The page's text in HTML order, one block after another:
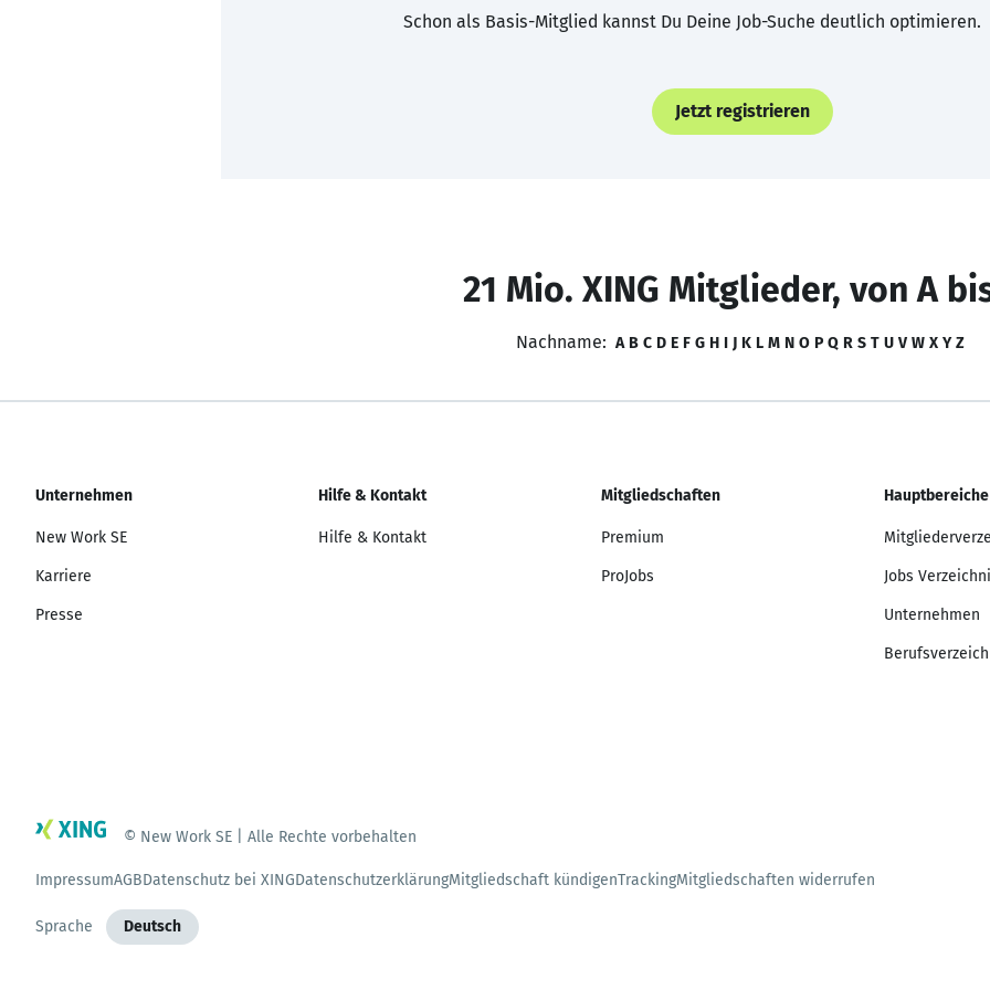
Schon als Basis-Mitglied kannst Du Deine Job-Suche deutlich optimieren.
Jetzt registrieren
21 Mio. XING Mitglieder, von A
Nachname: A B C D E F G H I J K L M N O P Q R S T U V W X Y Z
Unternehmen
New Work SE
Karriere
Presse
Hilfe & Kontakt
Hilfe & Kontakt
Mitgliedschaften
Premium
ProJobs
Hauptbereiche
Jobs
Unternehmen
© New Work SE | Alle Rechte vorbehalten
ImpressumAGBDatenschutz bei XINGDatenschutzerklärungMitgliedschaft kündigenTrackingMitgliedschaften widerrufen
Sprache Deutsch